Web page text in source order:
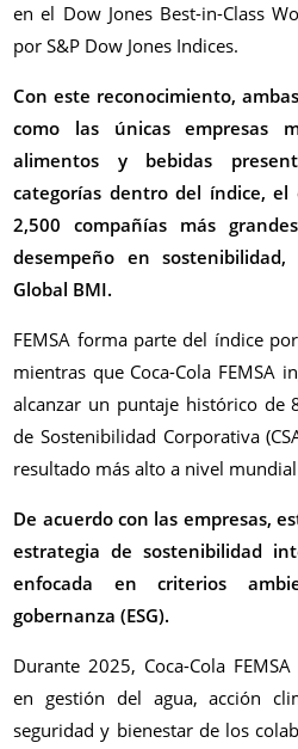
en el Dow Jones Best-in-Class
por S&P Dow Jones Indices.
Con este reconocimiento,
como las únicas empresas
alimentos y bebidas
categorías dentro del índice,
2,500 compañías más
desempeño en
Global BMI.
FEMSA forma parte del índice
mientras que Coca-Cola FEMSA
alcanzar un puntaje histórico de
de Sostenibilidad Corporativa
resultado más alto a nivel
De acuerdo con las empresas,
estrategia de sostenibilidad
enfocada en criterios
gobernanza (ESG).
Durante 2025, Coca-Cola
en gestión del agua, acción
seguridad y bienestar de los